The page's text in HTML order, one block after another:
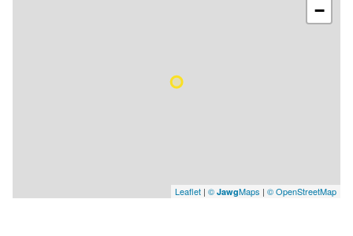
−
Leaflet | © JawgMaps | © OpenStreetMap